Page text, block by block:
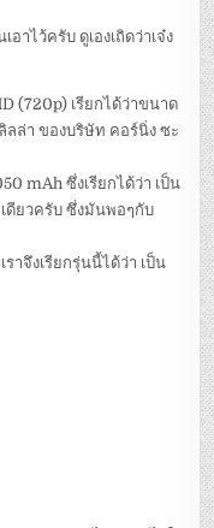
าไว้ครับ ดูเองเถิดว่าเจ๋ง
(720p) เรียกได้ว่าขนาด
ลล่า ของบริษัท คอร์นิ่ง ซะ
mAh ซึ่งเรียกได้ว่า เป็น
ยวครับ ซึ่งมันพอๆกับ
จึงเรียกรุ่นนี้ได้ว่า เป็น